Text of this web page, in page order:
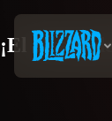
¡El Ocaso